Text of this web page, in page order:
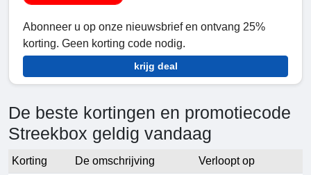
Abonneer u op onze nieuwsbrief en ontvang 25%
korting. Geen korting code nodig.
krijg deal
De beste kortingen en promotiecode
Streekbox geldig vandaag
Korting De omschrijving
Verloopt op